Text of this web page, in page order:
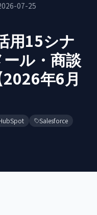
07-25
用15シナ
ル・商談
年6月
Salesforce